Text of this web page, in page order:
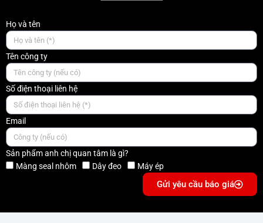
Họ và tên
Tên công ty
Số điện thoại liên hệ
Email
Sản phẩm anh chị quan tâm là gì?
Màng seal nhôm
Dây đeo Máy ép
Gửi yêu cầu báo giá